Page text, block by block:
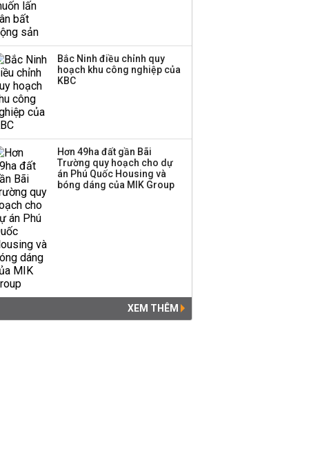
Bắc Ninh điều chỉnh quy
hoạch khu công nghiệp của
KBC
Hơn 49ha đất gần Bãi
Trường quy hoạch cho dự
án Phú Quốc Housing và
bóng dáng của MIK Group
XEM THÊM